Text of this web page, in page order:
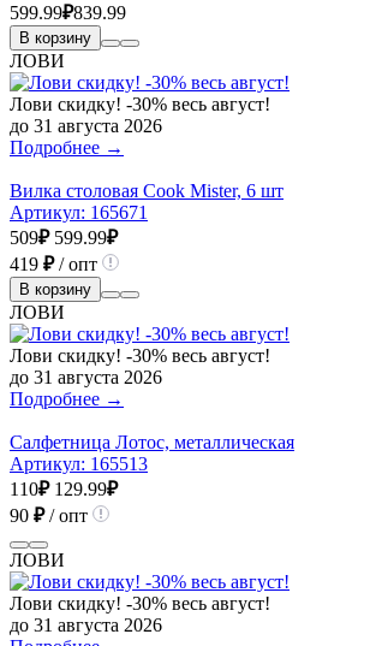
599.99₽839.99
В корзину
ЛОВИ
Лови скидку! -30% весь август!
до 31 августа 2026
Подробнее →
Вилка столовая Cook Mister, 6 шт
Артикул: 165671
509₽ 599.99₽
419 ₽/ опт
В корзину
ЛОВИ
Лови скидку! -30% весь август!
до 31 августа 2026
Подробнее →
Салфетница Лотос, металлическая
Артикул: 165513
110₽ 129.99₽
90 ₽/ опт
ЛОВИ
Лови скидку! -30% весь август!
до 31 августа 2026